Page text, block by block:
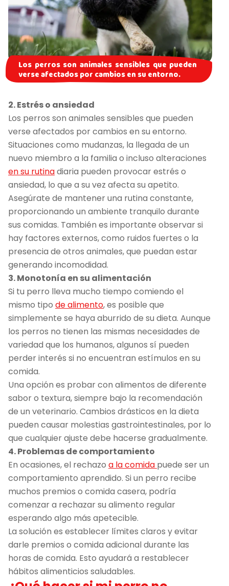
Los perros son animales sensibles que pueden
verse afectados por cambios en su entorno.
2. Estrés o ansiedad
Los perros son animales sensibles que pueden
verse afectados por cambios en su entorno.
Situaciones como mudanzas, la llegada de un
nuevo miembro a la familia o incluso alteraciones
en su rutinadiaria pueden provocar estrés o
ansiedad, lo que a su vez afecta su apetito.
Asegúrate de mantener una rutina constante,
proporcionando un ambiente tranquilo durante
sus comidas. También es importante observar si
hay factores externos, como ruidos fuertes o la
presencia de otros animales, que puedan estar
generando incomodidad.
3. Monotonía en su alimentación
Si tu perro lleva mucho tiempo comiendo el
mismo tipo de alimento, es posible que
simplemente se haya aburrido de su dieta. Aunque
los perros no tienen las mismas necesidades de
variedad que los humanos, algunos sí pueden
perder interés si no encuentran estímulos en su
comida.
Una opción es probar con alimentos de diferente
sabor o textura, siempre bajo la recomendación
de un veterinario. Cambios drásticos en la dieta
pueden causar molestias gastrointestinales, por lo
que cualquier ajuste debe hacerse gradualmente.
4. Problemas de comportamiento
En ocasiones, el rechazo a la comida puede ser un
comportamiento aprendido. Si un perro recibe
muchos premios o comida casera, podría
comenzar a rechazar su alimento regular
esperando algo más apetecible.
La solución es establecer límites claros y evitar
darle premios o comida adicional durante las
horas de comida. Esto ayudará a restablecer
hábitos alimenticios saludables.